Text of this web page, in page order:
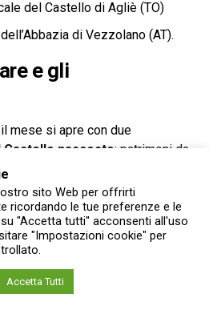
del Castello di Agliè (TO)
di Vezzolano (AT).
e gli
mese si apre con due
Castello nascosto: patrimoni da
normalmente esclusi dal
8 agostosarà possibile
di Ponente e di Mezzogiorno,
storici e preziosi manufatti
tra cui le monumentali vedute del
alla principessa Margherita di
sito Web per offrirti
ricordando le tue preferenze e le
"Accetta tutti" acconsenti all'uso
"Impostazioni cookie" per
Accetta Tutti